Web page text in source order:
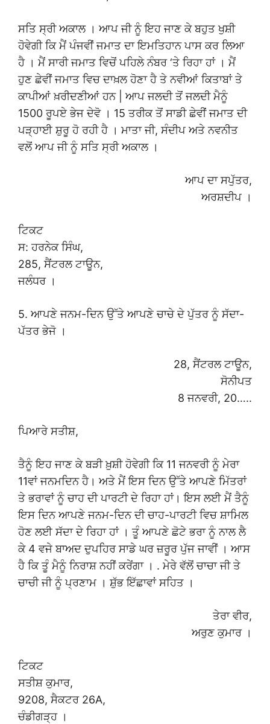
ਸਤਿ ਸ੍ਰੀ ਅਕਾਲ । ਆਪ ਜੀ ਨੂੰ ਇਹ ਜਾਣ ਕੇ ਬਹੁਤ ਖੁਸ਼ੀ
ਹੋਵੇਗੀ ਕਿ ਮੈਂ ਪੰਜਵੀਂ ਜਮਾਤ ਦਾ ਇਮਤਿਹਾਨ ਪਾਸ ਕਰ ਲਿਆ
ਹੈ । ਮੈਂ ਸਾਰੀ ਜਮਾਤ ਵਿਚੋਂ ਪਹਿਲੇ ਨੰਬਰ ‘ਤੇ ਰਿਹਾ ਹਾਂ । ਮੈਂ
ਹੁਣ ਛੇਵੀਂ ਜਮਾਤ ਵਿਚ ਦਾਖ਼ਲ ਹੋਣਾ ਹੈ ਤੇ ਨਵੀਆਂ ਕਿਤਾਬਾਂ ਤੇ
ਕਾਪੀਆਂ ਖ਼ਰੀਦਣੀਆਂ ਹਨ | ਆਪ ਜਲਦੀ ਤੋਂ ਜਲਦੀ ਮੈਨੂੰ
1500 ਰੂਪਏ ਭੇਜ ਦੇਵੋ । 15 ਤਰੀਕ ਤੋਂ ਸਾਡੀ ਛੇਵੀਂ ਜਮਾਤ ਦੀ
ਪੜ੍ਹਾਈ ਸ਼ੁਰੂ ਹੋ ਰਹੀ ਹੈ । ਮਾਤਾ ਜੀ, ਸੰਦੀਪ ਅਤੇ ਨਵਨੀਤ
ਵਲੋਂ ਆਪ ਜੀ ਨੂੰ ਸਤਿ ਸ੍ਰੀ ਅਕਾਲ ।
ਆਪ ਦਾ ਸਪੁੱਤਰ,
ਅਰਸ਼ਦੀਪ ।
ਟਿਕਟ
ਸ: ਹਰਨੇਕ ਸਿੰਘ,
285, ਸੈਂਟਰਲ ਟਾਊਨ,
ਜਲੰਧਰ ।
5. ਆਪਣੇ ਜਨਮ-ਦਿਨ ਉੱਤੇ ਆਪਣੇ ਚਾਚੇ ਦੇ ਪੁੱਤਰ ਨੂੰ ਸੱਦਾ-
ਪੱਤਰ ਭੇਜੋ ।
28, ਸੈਂਟਰਲ ਟਾਊਨ,
ਸੋਨੀਪਤ
8 ਜਨਵਰੀ, 20…..
ਪਿਆਰੇ ਸਤੀਸ਼,
ਤੈਨੂੰ ਇਹ ਜਾਣ ਕੇ ਬੜੀ ਖ਼ੁਸ਼ੀ ਹੋਵੇਗੀ ਕਿ 11 ਜਨਵਰੀ ਨੂੰ ਮੇਰਾ
11ਵਾਂ ਜਨਮਦਿਨ ਹੈ। ਅਤੇ ਮੈਂ ਇਸ ਦਿਨ ਉੱਤੇ ਆਪਣੇ ਮਿੱਤਰਾਂ
ਤੇ ਭਰਾਵਾਂ ਨੂੰ ਚਾਹ ਦੀ ਪਾਰਟੀ ਦੇ ਰਿਹਾ ਹਾਂ। ਇਸ ਲਈ ਮੈਂ ਤੈਨੂੰ
ਇਸ ਦਿਨ ਆਪਣੇ ਜਨਮ-ਦਿਨ ਦੀ ਚਾਹ-ਪਾਰਟੀ ਵਿਚ ਸ਼ਾਮਿਲ
ਹੋਣ ਲਈ ਸੱਦਾ ਦੇ ਰਿਹਾ ਹਾਂ । ਤੂੰ ਆਪਣੇ ਛੋਟੇ ਭਰਾ ਨੂੰ ਨਾਲ ਲੈ
ਕੇ 4 ਵਜੇ ਬਾਅਦ ਦੁਪਹਿਰ ਸਾਡੇ ਘਰ ਜ਼ਰੂਰ ਪੁੱਜ ਜਾਵੀਂ । ਆਸ
ਹੈ ਕਿ ਤੂੰ ਮੈਨੂੰ ਨਿਰਾਸ਼ ਨਹੀਂ ਕਰੇਂਗਾ । . ਮੇਰੇ ਵੱਲੋਂ ਚਾਚਾ ਜੀ ਤੇ
ਚਾਚੀ ਜੀ ਨੂੰ ਪ੍ਰਣਾਮ । ਸ਼ੁੱਭ ਇੱਛਾਵਾਂ ਸਹਿਤ ।
ਤੇਰਾ ਵੀਰ,
ਅਰੁਣ ਕੁਮਾਰ ।
ਟਿਕਟ
ਸਤੀਸ਼ ਕੁਮਾਰ,
9208, ਸੈਕਟਰ 26A,
ਚੰਡੀਗੜ੍ਹ ।